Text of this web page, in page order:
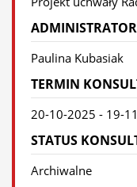
Paulina Kubasiak
TERMIN
20-10-2025 - 19-
STATUS
Archiwalne